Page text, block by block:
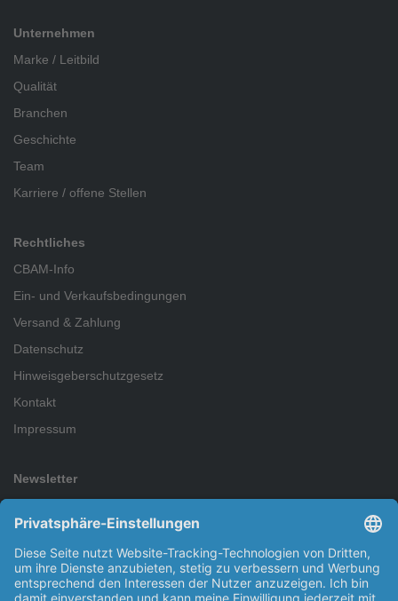
Unternehmen
Marke / Leitbild
Qualität
Branchen
Geschichte
Team
Karriere / offene Stellen
Rechtliches
CBAM-Info
Ein- und Verkaufsbedingungen
Versand & Zahlung
Datenschutz
Hinweisgeberschutzgesetz
Kontakt
Impressum
Newsletter
keine Neuigkeit oder Aktion mehr.